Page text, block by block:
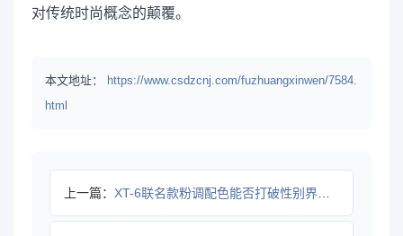
对传统时尚概念的颠覆。
本文地址：
https://www.csdzcnj.com/fuzhuangxinwen/7584.
html
上一篇： XT-6联名款粉调配色能否打破性别界限？